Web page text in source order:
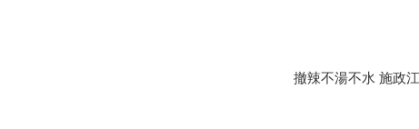
撤辣不湯不水 施政